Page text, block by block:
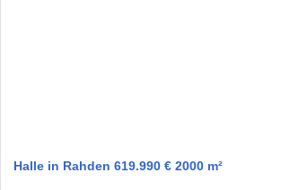
Halle in Rahden 619.990 € 2000 m²